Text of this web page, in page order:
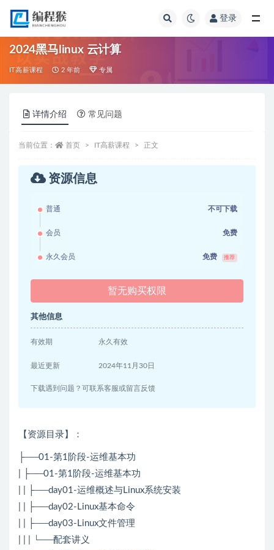
登录
2024黑马linux 云计算
IT高薪课程 2 年前 专属
详情介绍 常见问题
当前位置： 首页 IT高薪课程 正文
资源信息
普通 不可下载
会员 免费
永久会员 免费 推荐
暂无购买权限
其他信息
有效期 永久有效
最近更新 2024年11月30日
下载遇到问题？可联系客服或留言反馈
【资源目录】：
├──01-第1阶段-运维基本功
| ├──01-第1阶段-运维基本功
| | ├──day01-运维概述与Linux系统安装
| | ├──day02-Linux基本命令
| | ├──day03-Linux文件管理
| | | └──配套讲义